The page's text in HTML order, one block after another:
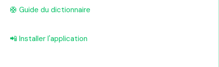
🛟 Guide du dictionnaire
📲 Installer l'application